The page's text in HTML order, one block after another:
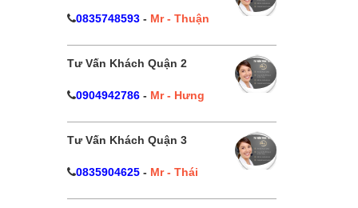
0835748593- Mr - Thuận
Tư Vấn Khách Quận 2
0904942786- Mr - Hưng
Tư Vấn Khách Quận 3
0835904625- Mr - Thái